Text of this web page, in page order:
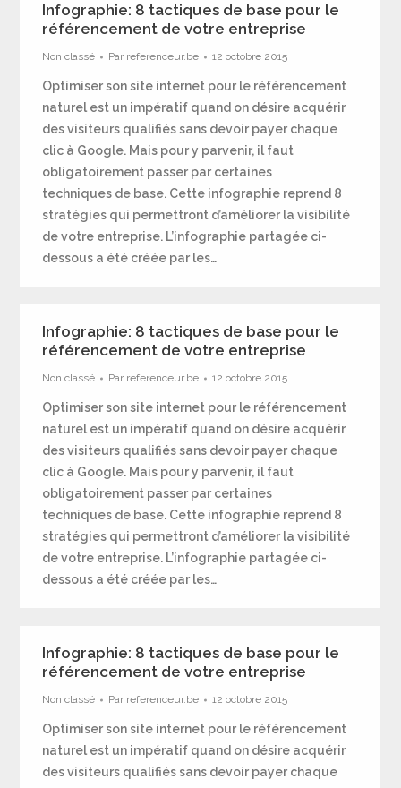
Infographie: 8 tactiques de base pour le
référencement de votre entreprise
Non classé Par referenceur.be 12 octobre 2015
Optimiser son site internet pour le référencement
naturel est un impératif quand on désire acquérir
des visiteurs qualifiés sans devoir payer chaque
clic à Google. Mais pour y parvenir, il faut
obligatoirement passer par certaines
techniques de base. Cette infographie reprend 8
stratégies qui permettront d’améliorer la visibilité
de votre entreprise. L’infographie partagée ci-
dessous a été créée par les…
Infographie: 8 tactiques de base pour le
référencement de votre entreprise
Non classé Par referenceur.be 12 octobre 2015
Optimiser son site internet pour le référencement
naturel est un impératif quand on désire acquérir
des visiteurs qualifiés sans devoir payer chaque
clic à Google. Mais pour y parvenir, il faut
obligatoirement passer par certaines
techniques de base. Cette infographie reprend 8
stratégies qui permettront d’améliorer la visibilité
de votre entreprise. L’infographie partagée ci-
dessous a été créée par les…
Infographie: 8 tactiques de base pour le
référencement de votre entreprise
Non classé Par referenceur.be 12 octobre 2015
Optimiser son site internet pour le référencement
naturel est un impératif quand on désire acquérir
des visiteurs qualifiés sans devoir payer chaque